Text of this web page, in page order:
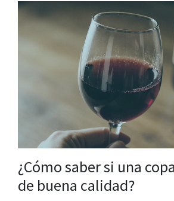
¿Cómo saber si una
de buena calidad?